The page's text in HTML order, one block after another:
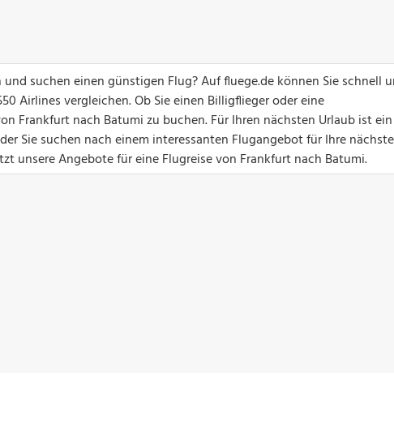
suchen einen günstigen Flug? Auf fluege.de können Sie schnell
Airlines vergleichen. Ob Sie einen Billigflieger oder eine
Frankfurt nach Batumi zu buchen. Für Ihren nächsten Urlaub ist ein
Sie suchen nach einem interessanten Flugangebot für Ihre nächste
unsere Angebote für eine Flugreise von Frankfurt nach Batumi.